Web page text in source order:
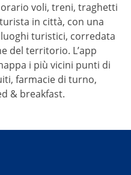
voli, treni, traghetti
in città, con una
turistici, corredata
del territorio. L’app
i più vicini punti di
farmacie di turno,
& breakfast.